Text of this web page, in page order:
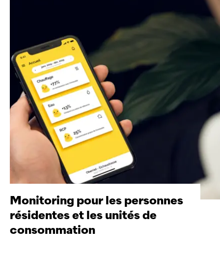
Monitoring pour les personnes
résidentes et les unités de
consommation